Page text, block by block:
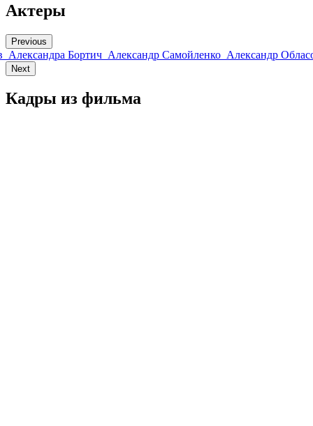
Актеры
Previous
Александра Бортич Александр Самойленко Александр
Next
Кадры из фильмa